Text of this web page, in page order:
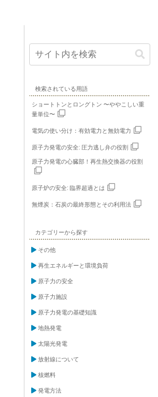
検索されている用語
ショートトンとロングトン 〜ややこしい重
量単位〜
電気の使い分け：有効電力と無効電力
原子力発電の安全: 圧力逃し弁の役割
原子力発電の心臓部！再生熱交換器の役割
原子炉の安全: 臨界超過とは
無煙炭：石炭の最終形態とその利用法
カテゴリーから探す
その他
再生エネルギーと環境負荷
原子力の安全
原子力施設
原子力発電の基礎知識
地熱発電
太陽光発電
放射線について
核燃料
発電方法